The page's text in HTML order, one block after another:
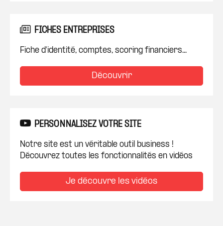
FICHES ENTREPRISES
Fiche d'identité, comptes, scoring financiers...
Découvrir
PERSONNALISEZ VOTRE SITE
Notre site est un véritable outil business !
Découvrez toutes les fonctionnalités en vidéos
Je découvre les vidéos